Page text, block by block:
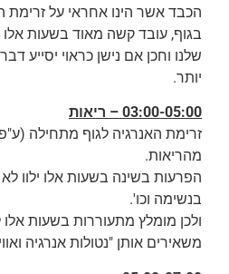
הכבד אשר הינו אחראי על זרימת
בגוף, עובד קשה מאוד בשעות
שלנו וחכן אם נישן כראוי יסייע
יותר.
03:00-05:00 – ריאות
זרימת האנרגיה לגוף מתחילה
מהריאות.
הפרעות בשינה בשעות אלו ילוו
בנשימה וכו'.
ולכן מומלץ מתעוררות בשעות אלו
משאירים אותן "נטולות אנרגיה